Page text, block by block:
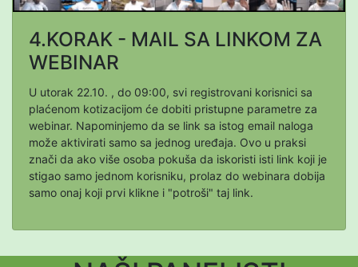
4.KORAK - MAIL SA LINKOM ZA
WEBINAR
U utorak 22.10. , do 09:00, svi registrovani korisnici sa
plaćenom kotizacijom će dobiti pristupne parametre za
webinar. Napominjemo da se link sa istog email naloga
može aktivirati samo sa jednog uređaja. Ovo u praksi
znači da ako više osoba pokuša da iskoristi isti link koji je
stigao samo jednom korisniku, prolaz do webinara dobija
samo onaj koji prvi klikne i "potroši" taj link.